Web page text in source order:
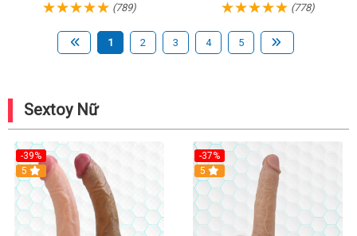
(789) (778)
1 2 3 4 5
Sextoy Nữ
-39%
Hot
5
-37%
5